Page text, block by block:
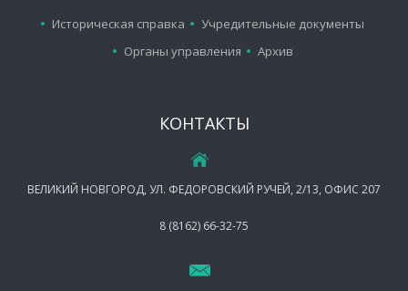
Историческая справка
Учредительные документы
Органы управления
Архив
КОНТАКТЫ
ВЕЛИКИЙ НОВГОРОД, УЛ. ФЕДОРОВСКИЙ РУЧЕЙ, 2/13, ОФИС 207
8 (8162) 66-32-75